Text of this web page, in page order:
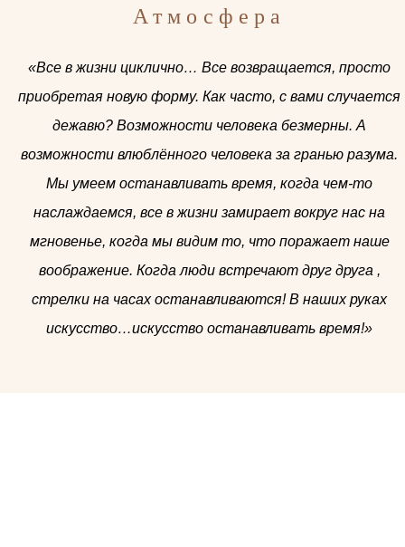
Атмосфера
«Все в жизни циклично… Все возвращается, просто
приобретая новую форму. Как часто, с вами случается
дежавю? Возможности человека безмерны. А
возможности влюблённого человека за гранью разума.
Мы умеем останавливать время, когда чем-то
наслаждаемся, все в жизни замирает вокруг нас на
мгновенье, когда мы видим то, что поражает наше
воображение. Когда люди встречают друг друга ,
стрелки на часах останавливаются! В наших руках
искусство…искусство останавливать время!»